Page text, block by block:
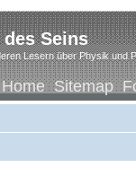
Seins
Lesern über Physik und
Home Sitemap